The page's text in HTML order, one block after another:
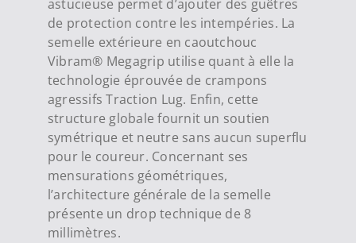
astucieuse permet d’ajouter des guêtres
de protection contre les intempéries. La
semelle extérieure en caoutchouc
Vibram® Megagrip utilise quant à elle la
technologie éprouvée de crampons
agressifs Traction Lug. Enfin, cette
structure globale fournit un soutien
symétrique et neutre sans aucun superflu
pour le coureur. Concernant ses
mensurations géométriques,
l’architecture générale de la semelle
présente un drop technique de 8
millimètres.